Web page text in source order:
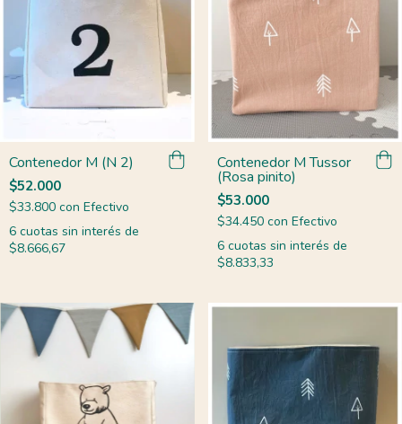
Contenedor M (N 2)
$52.000
$33.800 con Efectivo
6 cuotas sin interés de
$8.666,67
Contenedor M Tussor
(Rosa pinito)
$53.000
$34.450 con Efectivo
6 cuotas sin interés de
$8.833,33